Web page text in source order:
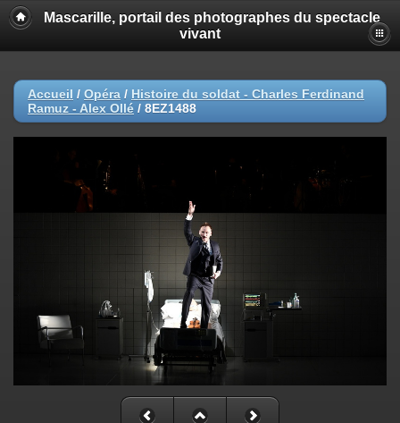
Mascarille, portail des photographes du spectacle
vivant
Accueil / Opéra / Histoire du soldat - Charles Ferdinand
Ramuz - Alex Ollé / 8EZ1488